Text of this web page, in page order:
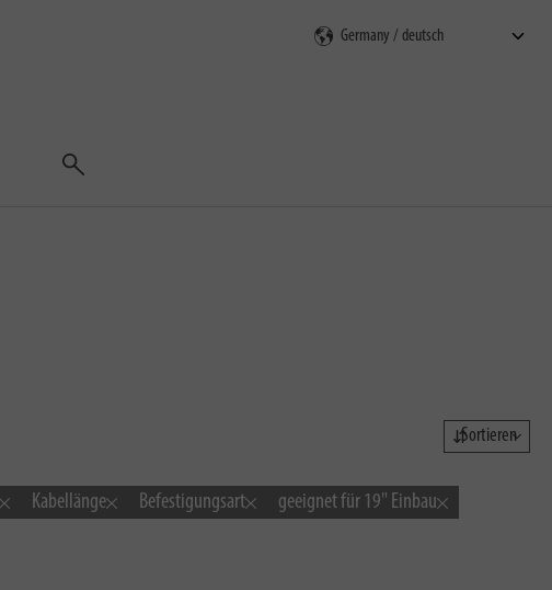
Suchen
Sortieren
Kabellänge Befestigungsart
geeignet für 19" Einbau